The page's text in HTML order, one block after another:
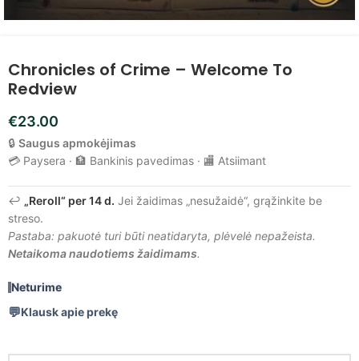
Chronicles of Crime – Welcome To
Redview
€23.00
🔒 Saugus apmokėjimas
💳 Paysera · 🏦 Bankinis pavedimas · 🏬 Atsiimant
↩️ „Reroll“ per 14 d. Jei žaidimas „nesužaidė“, grąžinkite be
streso.
Pastaba: pakuotė turi būti neatidaryta, plėvelė nepažeista.
Netaikoma naudotiems žaidimams.
Neturime
Klausk apie prekę